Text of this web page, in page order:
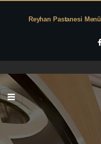
Reyhan Pastanesi Menü